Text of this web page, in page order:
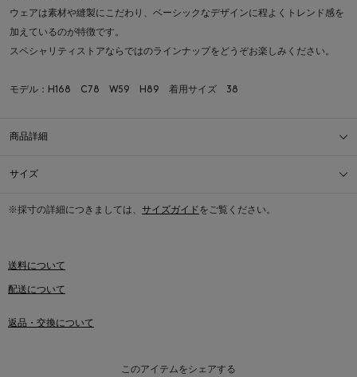
ウェアは素材や縫製にこだわり、ベーシックなデザインに程よくトレンド感を
加えているのが特徴です。
スペシャリティストアならではのラインナップをどうぞお楽しみください。
モデル：H168 C78 W59 H89 着用サイズ 38
商品詳細
サイズ
※採寸の詳細につきましては、 サイズガイドをご覧ください。
送料について
配送について
返品・交換について
このアイテムをシェアする